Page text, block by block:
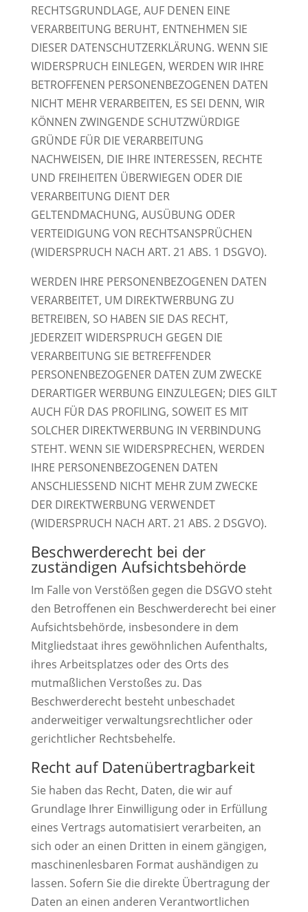
RECHTSGRUNDLAGE, AUF DENEN EINE
VERARBEITUNG BERUHT, ENTNEHMEN SIE
DIESER DATENSCHUTZERKLÄRUNG. WENN SIE
WIDERSPRUCH EINLEGEN, WERDEN WIR IHRE
BETROFFENEN PERSONENBEZOGENEN DATEN
NICHT MEHR VERARBEITEN, ES SEI DENN, WIR
KÖNNEN ZWINGENDE SCHUTZWÜRDIGE
GRÜNDE FÜR DIE VERARBEITUNG
NACHWEISEN, DIE IHRE INTERESSEN, RECHTE
UND FREIHEITEN ÜBERWIEGEN ODER DIE
VERARBEITUNG DIENT DER
GELTENDMACHUNG, AUSÜBUNG ODER
VERTEIDIGUNG VON RECHTSANSPRÜCHEN
(WIDERSPRUCH NACH ART. 21 ABS. 1 DSGVO).
WERDEN IHRE PERSONENBEZOGENEN DATEN
VERARBEITET, UM DIREKTWERBUNG ZU
BETREIBEN, SO HABEN SIE DAS RECHT,
JEDERZEIT WIDERSPRUCH GEGEN DIE
VERARBEITUNG SIE BETREFFENDER
PERSONENBEZOGENER DATEN ZUM ZWECKE
DERARTIGER WERBUNG EINZULEGEN; DIES GILT
AUCH FÜR DAS PROFILING, SOWEIT ES MIT
SOLCHER DIREKTWERBUNG IN VERBINDUNG
STEHT. WENN SIE WIDERSPRECHEN, WERDEN
IHRE PERSONENBEZOGENEN DATEN
ANSCHLIESSEND NICHT MEHR ZUM ZWECKE
DER DIREKTWERBUNG VERWENDET
(WIDERSPRUCH NACH ART. 21 ABS. 2 DSGVO).
Beschwerderecht bei der
zuständigen Aufsichtsbehörde
Im Falle von Verstößen gegen die DSGVO steht
den Betroffenen ein Beschwerderecht bei einer
Aufsichtsbehörde, insbesondere in dem
Mitgliedstaat ihres gewöhnlichen Aufenthalts,
ihres Arbeitsplatzes oder des Orts des
mutmaßlichen Verstoßes zu. Das
Beschwerderecht besteht unbeschadet
anderweitiger verwaltungsrechtlicher oder
gerichtlicher Rechtsbehelfe.
Recht auf Datenübertragbarkeit
Sie haben das Recht, Daten, die wir auf
Grundlage Ihrer Einwilligung oder in Erfüllung
eines Vertrags automatisiert verarbeiten, an
sich oder an einen Dritten in einem gängigen,
maschinenlesbaren Format aushändigen zu
lassen. Sofern Sie die direkte Übertragung der
Daten an einen anderen Verantwortlichen